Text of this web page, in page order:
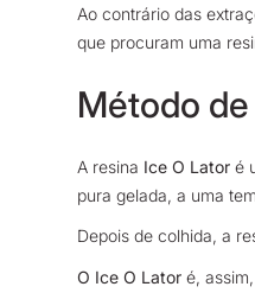
Ao contrário das
que procuram uma
Método
A resina Ice O Lator é
pura gelada, a uma
Depois de colhida, a
O Ice O Lator é,